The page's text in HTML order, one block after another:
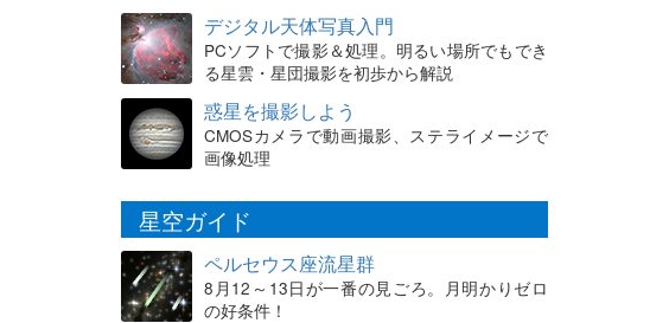
デジタル天体写真入門
PCソフトで撮影＆処理。明るい場所でもでき
る星雲・星団撮影を初歩から解説
惑星を撮影しよう
CMOSカメラで動画撮影、ステライメージで
画像処理
星空ガイド
ペルセウス座流星群
8月12～13日が一番の見ごろ。月明かりゼロ
の好条件！